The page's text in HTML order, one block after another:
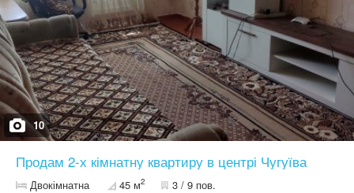
10
Продам 2-х кімнатну квартиру в центрі Чугуїва
Двокімнатна 45 м2 3 / 9 пов.